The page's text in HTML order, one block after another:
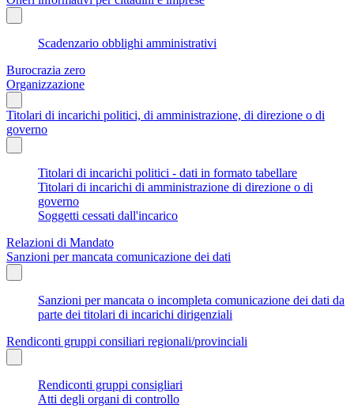
Scadenzario obblighi amministrativi
Burocrazia zero
Organizzazione
Titolari di incarichi politici, di amministrazione, di direzione o di
governo
Titolari di incarichi politici - dati in formato tabellare
Titolari di incarichi di amministrazione di direzione o di
governo
Soggetti cessati dall'incarico
Relazioni di Mandato
Sanzioni per mancata comunicazione dei dati
Sanzioni per mancata o incompleta comunicazione dei dati da
parte dei titolari di incarichi dirigenziali
Rendiconti gruppi consiliari regionali/provinciali
Rendiconti gruppi consigliari
Atti degli organi di controllo